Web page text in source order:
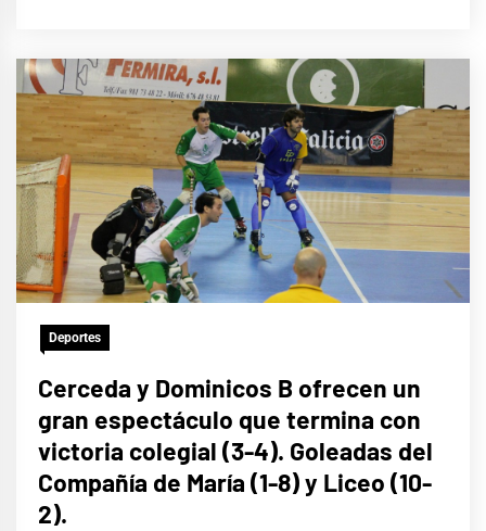
Deportes
Cerceda y Dominicos B ofrecen un
gran espectáculo que termina con
victoria colegial (3-4). Goleadas del
Compañía de María (1-8) y Liceo (10-
2).